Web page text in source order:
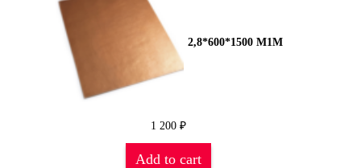
2,8*600*1500 М1М
1 200 ₽
Add to cart